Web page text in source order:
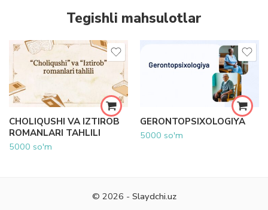
Tegishli mahsulotlar
CHOLIQUSHI VA IZTIROB
ROMANLARI TAHLILI
5000 so'm
GERONTOPSIXOLOGIYA
5000 so'm
© 2026 - Slaydchi.uz